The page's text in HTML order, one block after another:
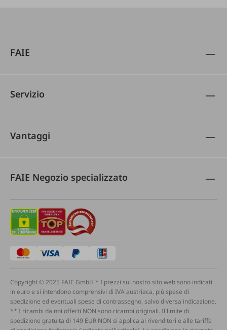
FAIE
Servizio
Vantaggi
FAIE Negozio specializzato
Copyright © 2025 FAIE GmbH * I prezzi sul nostro sito web sono indicati
in euro e si intendono comprensivi di IVA austriaca, più spese di
spedizione ed eventuali spese di contrassegno, salvo diversa indicazione.
** I ricambi da noi offerti NON sono ricambi originali. Il limite di
spedizione gratuita di 149 EUR NON si applica ai rivenditori e alle tariffe